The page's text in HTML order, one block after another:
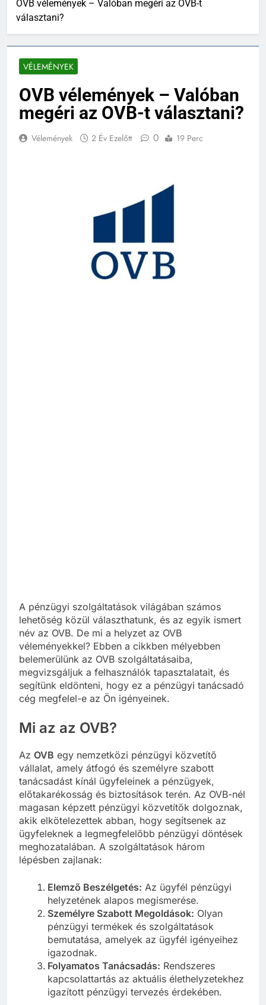
OVB vélemények – Valóban megéri az OVB-t
választani?
VÉLEMÉNYEK
OVB vélemények – Valóban
megéri az OVB-t választani?
Vélemények 2 Év Ezelőtt 0 19 Perc
A pénzügyi szolgáltatások világában számos
lehetőség közül választhatunk, és az egyik ismert
név az OVB. De mi a helyzet az OVB
véleményekkel? Ebben a cikkben mélyebben
belemerülünk az OVB szolgáltatásaiba,
megvizsgáljuk a felhasználók tapasztalatait, és
segítünk eldönteni, hogy ez a pénzügyi tanácsadó
cég megfelel-e az Ön igényeinek.
Mi az az OVB?
Az OVB egy nemzetközi pénzügyi közvetítő
vállalat, amely átfogó és személyre szabott
tanácsadást kínál ügyfeleinek a pénzügyek,
előtakarékosság és biztosítások terén. Az OVB-nél
magasan képzett pénzügyi közvetítők dolgoznak,
akik elkötelezettek abban, hogy segítsenek az
ügyfeleknek a legmegfelelőbb pénzügyi döntések
meghozatalában. A szolgáltatások három
lépésben zajlanak:
Elemző Beszélgetés: Az ügyfél pénzügyi
helyzetének alapos megismerése.
Személyre Szabott Megoldások: Olyan
pénzügyi termékek és szolgáltatások
bemutatása, amelyek az ügyfél igényeihez
igazodnak.
Folyamatos Tanácsadás: Rendszeres
kapcsolattartás az aktuális élethelyzetekhez
igazított pénzügyi tervezés érdekében.